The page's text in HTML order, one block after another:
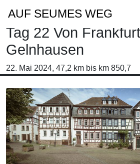
AUF SEUMES WEG
Tag 22 Von
Gelnhausen
22. Mai 2024, 47,2 km bis km 850,7